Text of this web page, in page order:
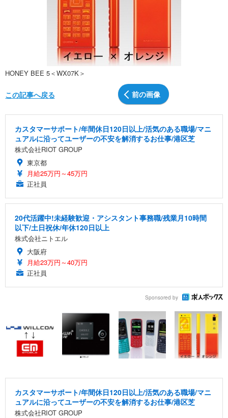
HONEY BEE 5＜WX07K＞
前の画像
この記事へ戻る
カスタマーサポート/年間休日120日以上/活気のある職場/マニ
ュアルに沿ってユーザーの不安を解消するお仕事/港区芝
株式会社RIOT GROUP
東京都
月給25万円～45万円
正社員
20代活躍中!未経験歓迎・アシスタント事務職/残業月10時間
以下/土日祝休/年休120日以上
株式会社ニトエル
大阪府
月給23万円～40万円
正社員
Sponsored by
カスタマーサポート/年間休日120日以上/活気のある職場/マニ
ュアルに沿ってユーザーの不安を解消するお仕事/港区芝
株式会社RIOT GROUP